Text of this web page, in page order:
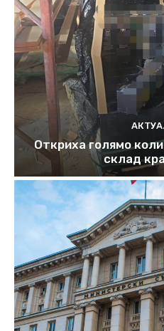
Откриха голямо
склад